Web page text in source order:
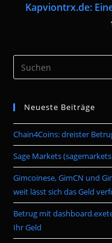
Kapviontrx.de:
Neueste Beiträge
Chain4Coins: dreister
Sage Markets
Gimcoinese, GimCN und
weit lässt sich das Geld
Betrug mit
Ihr Geld